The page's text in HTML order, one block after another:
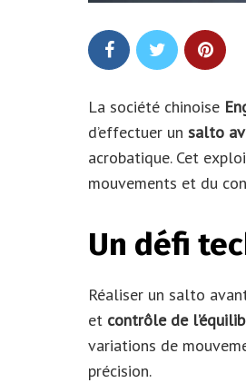
La société chinoise
d’effectuer un salto
acrobatique. Cet
mouvements et du
Un défi
Réaliser un salto
et contrôle de
variations de
précision.